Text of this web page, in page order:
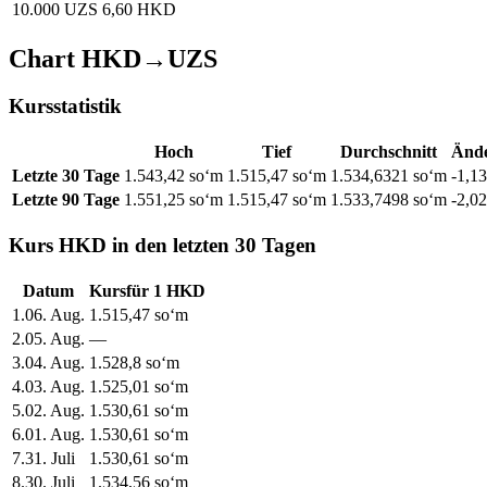
10.000 UZS 6,60 HKD
Chart HKD→UZS
Kursstatistik
Hoch Tief Durchschnitt
Letzte 30 Tage 1.543,42 soʻm 1.515,47 soʻm 1.534,6321 soʻm -
Letzte 90 Tage 1.551,25 soʻm 1.515,47 soʻm 1.533,7498 soʻm -
Kurs HKD in den letzten 30 Tagen
Datum Kursfür 1 HKD
1 .06. Aug. 1.515,47 soʻm
2.05. Aug. —
3.04. Aug. 1.528,8 soʻm
4.03. Aug. 1.525,01 soʻm
5.02. Aug. 1.530,61 soʻm
6.01. Aug. 1.530,61 soʻm
7.31. Juli 1.530,61 soʻm
8.30. Juli 1.534,56 soʻm